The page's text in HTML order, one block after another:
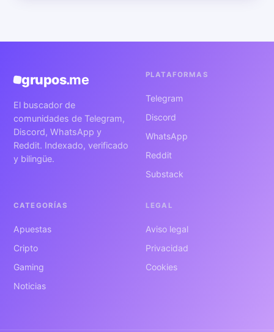
grupos.me
El buscador de
comunidades de Telegram,
Discord, WhatsApp y
Reddit. Indexado, verificado
y bilingüe.
PLATAFORMAS
Telegram
Discord
WhatsApp
Reddit
Substack
CATEGORÍAS
Apuestas
Cripto
Gaming
Noticias
LEGAL
Aviso legal
Privacidad
Cookies